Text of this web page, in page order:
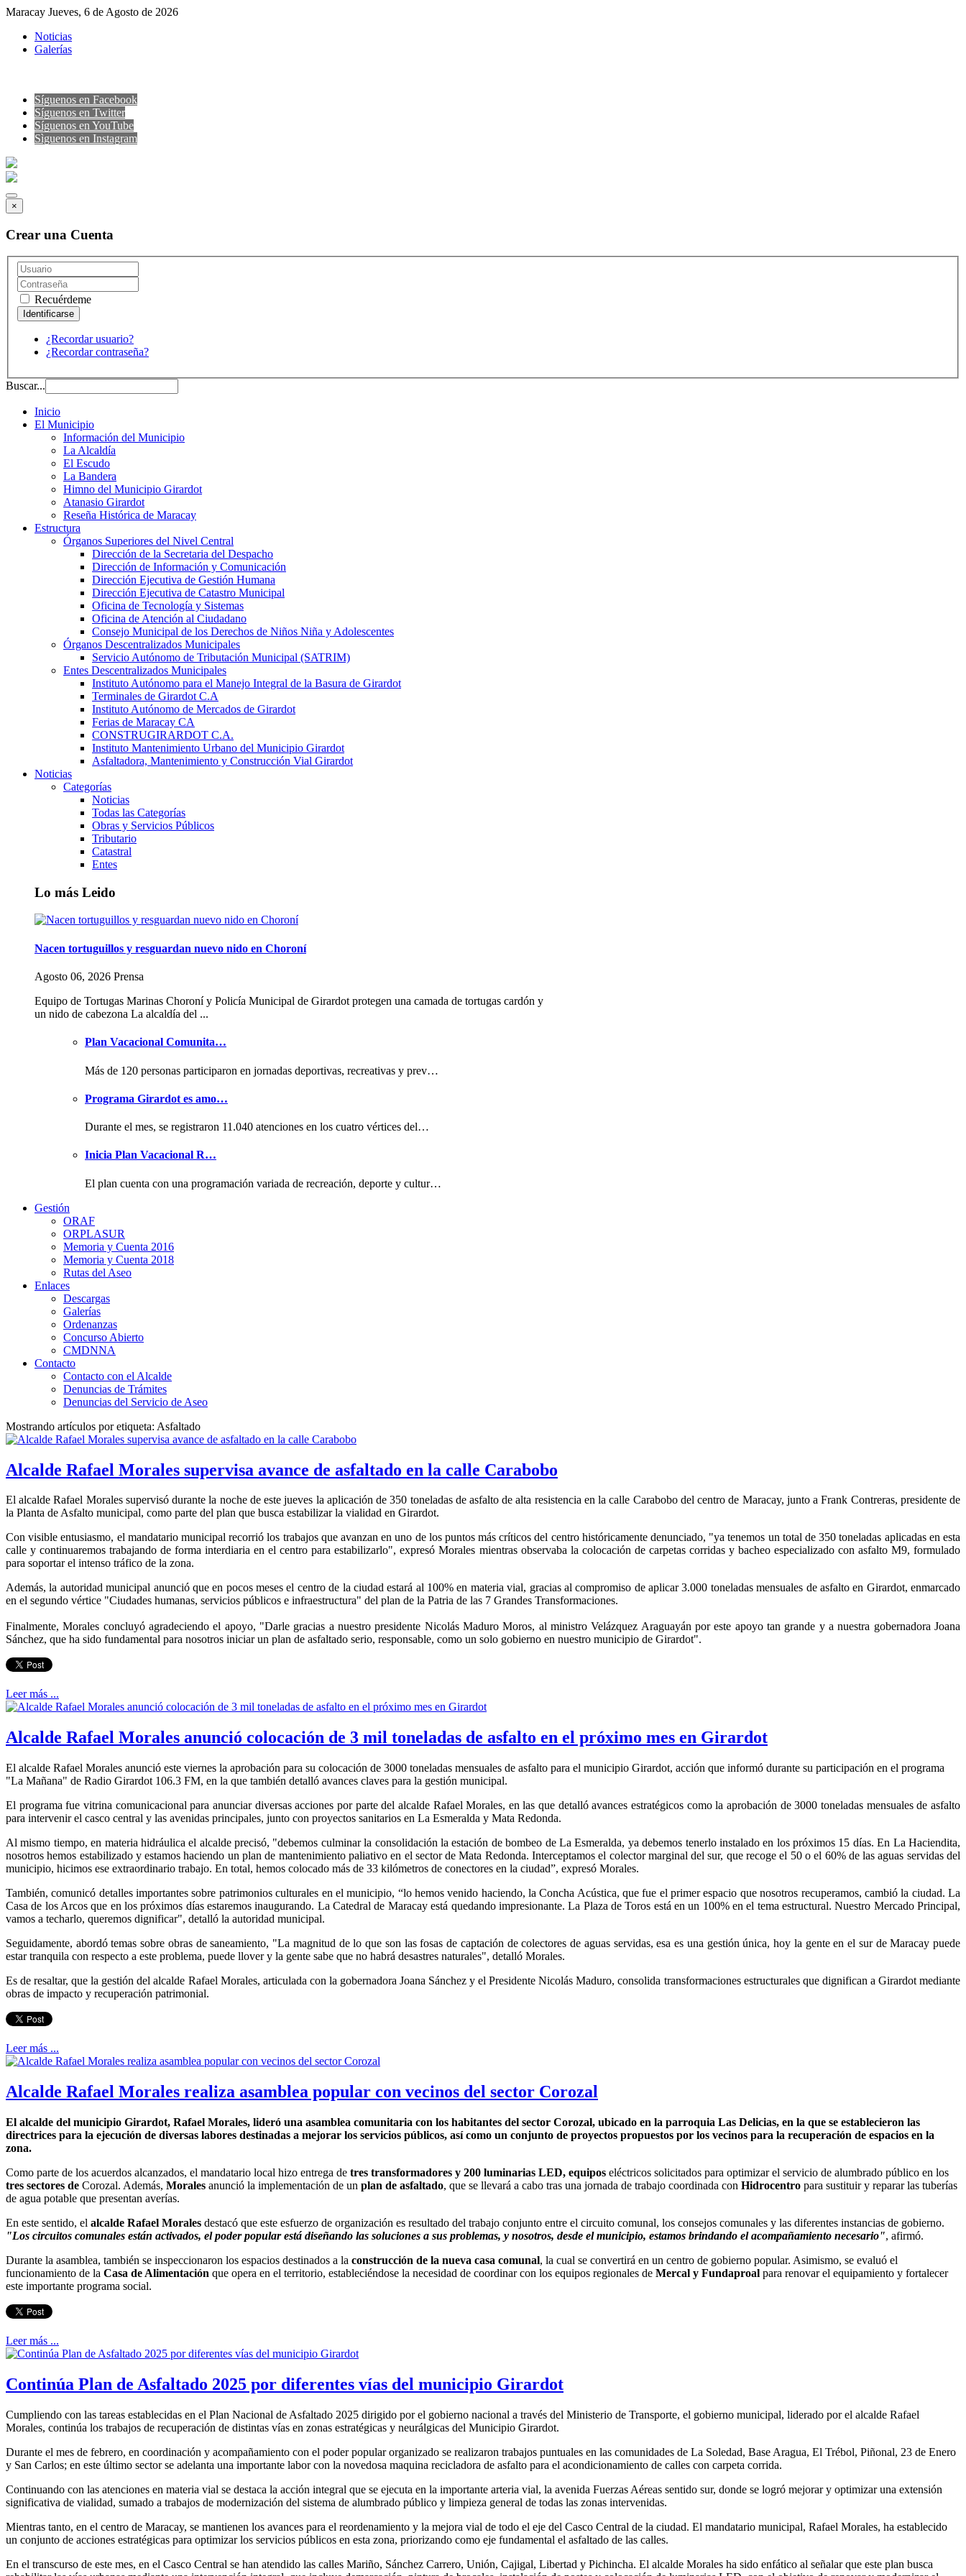
Maracay Jueves, 6 de Agosto de 2026
Noticias
Galerías
Síguenos en Facebook
Síguenos en Twitter
Síguenos en YouTube
Sìguenos en Instagram
×
Crear una Cuenta
Recuérdeme
¿Recordar usuario?
¿Recordar contraseña?
Buscar...
Inicio
El Municipio
Información del Municipio
La Alcaldía
El Escudo
La Bandera
Himno del Municipio Girardot
Atanasio Girardot
Reseña Histórica de Maracay
Estructura
Órganos Superiores del Nivel Central
Dirección de la Secretaria del Despacho
Dirección de Información y Comunicación
Dirección Ejecutiva de Gestión Humana
Dirección Ejecutiva de Catastro Municipal
Oficina de Tecnología y Sistemas
Oficina de Atención al Ciudadano
Consejo Municipal de los Derechos de Niños Niña y Adolescentes
Órganos Descentralizados Municipales
Servicio Autónomo de Tributación Municipal (SATRIM)
Entes Descentralizados Municipales
Instituto Autónomo para el Manejo Integral de la Basura de Girardot
Terminales de Girardot C.A
Instituto Autónomo de Mercados de Girardot
Ferias de Maracay CA
CONSTRUGIRARDOT C.A.
Instituto Mantenimiento Urbano del Municipio Girardot
Asfaltadora, Mantenimiento y Construcción Vial Girardot
Noticias
Categorías
Noticias
Todas las Categorías
Obras y Servicios Públicos
Tributario
Catastral
Entes
Lo más Leido
Nacen tortuguillos y resguardan nuevo nido en Choroní
Agosto 06, 2026 Prensa
Equipo de Tortugas Marinas Choroní y Policía Municipal de Girardot protegen una camada de tortugas cardón y
un nido de cabezona La alcaldía del ...
Plan Vacacional Comunita…
Más de 120 personas participaron en jornadas deportivas, recreativas y prev…
Programa Girardot es amo…
Durante el mes, se registraron 11.040 atenciones en los cuatro vértices del…
Inicia Plan Vacacional R…
El plan cuenta con una programación variada de recreación, deporte y cultur…
Gestión
ORAF
ORPLASUR
Memoria y Cuenta 2016
Memoria y Cuenta 2018
Rutas del Aseo
Enlaces
Descargas
Galerías
Ordenanzas
Concurso Abierto
CMDNNA
Contacto
Contacto con el Alcalde
Denuncias de Trámites
Denuncias del Servicio de Aseo
Mostrando artículos por etiqueta: Asfaltado
Alcalde Rafael Morales supervisa avance de asfaltado en la calle Carabobo
El alcalde Rafael Morales supervisó durante la noche de este jueves la aplicación de 350 toneladas de asfalto de alta resistencia en la calle Carabobo del centro de Maracay, junto a Frank Contreras, presidente de
la Planta de Asfalto municipal, como parte del plan que busca estabilizar la vialidad en Girardot.
Con visible entusiasmo, el mandatario municipal recorrió los trabajos que avanzan en uno de los puntos más críticos del centro históricamente denunciado, "ya tenemos un total de 350 toneladas aplicadas en esta
calle y continuaremos trabajando de forma interdiaria en el centro para estabilizarlo", expresó Morales mientras observaba la colocación de carpetas corridas y bacheo especializado con asfalto M9, formulado
para soportar el intenso tráfico de la zona.
Además, la autoridad municipal anunció que en pocos meses el centro de la ciudad estará al 100% en materia vial, gracias al compromiso de aplicar 3.000 toneladas mensuales de asfalto en Girardot, enmarcado
en el segundo vértice "Ciudades humanas, servicios públicos e infraestructura" del plan de la Patria de las 7 Grandes Transformaciones.
Finalmente, Morales concluyó agradeciendo el apoyo, "Darle gracias a nuestro presidente Nicolás Maduro Moros, al ministro Velázquez Araguayán por este apoyo tan grande y a nuestra gobernadora Joana
Sánchez, que ha sido fundamental para nosotros iniciar un plan de asfaltado serio, responsable, como un solo gobierno en nuestro municipio de Girardot".
Leer más ...
Alcalde Rafael Morales anunció colocación de 3 mil toneladas de asfalto en el próximo mes en Girardot
El alcalde Rafael Morales anunció este viernes la aprobación para su colocación de 3000 toneladas mensuales de asfalto para el municipio Girardot, acción que informó durante su participación en el programa
"La Mañana" de Radio Girardot 106.3 FM, en la que también detalló avances claves para la gestión municipal.
El programa fue vitrina comunicacional para anunciar diversas acciones por parte del alcalde Rafael Morales, en las que detalló avances estratégicos como la aprobación de 3000 toneladas mensuales de asfalto
para intervenir el casco central y las avenidas principales, junto con proyectos sanitarios en La Esmeralda y Mata Redonda.
Al mismo tiempo, en materia hidráulica el alcalde precisó, "debemos culminar la consolidación la estación de bombeo de La Esmeralda, ya debemos tenerlo instalado en los próximos 15 días. En La Haciendita,
nosotros hemos estabilizado y estamos haciendo un plan de mantenimiento paliativo en el sector de Mata Redonda. Interceptamos el colector marginal del sur, que recoge el 50 o el 60% de las aguas servidas del
municipio, hicimos ese extraordinario trabajo. En total, hemos colocado más de 33 kilómetros de conectores en la ciudad”, expresó Morales.
También, comunicó detalles importantes sobre patrimonios culturales en el municipio, “lo hemos venido haciendo, la Concha Acústica, que fue el primer espacio que nosotros recuperamos, cambió la ciudad. La
Casa de los Arcos que en los próximos días estaremos inaugurando. La Catedral de Maracay está quedando impresionante. La Plaza de Toros está en un 100% en el tema estructural. Nuestro Mercado Principal,
vamos a techarlo, queremos dignificar", detalló la autoridad municipal.
Seguidamente, abordó temas sobre obras de saneamiento, "La magnitud de lo que son las fosas de captación de colectores de aguas servidas, esa es una gestión única, hoy la gente en el sur de Maracay puede
estar tranquila con respecto a este problema, puede llover y la gente sabe que no habrá desastres naturales", detalló Morales.
Es de resaltar, que la gestión del alcalde Rafael Morales, articulada con la gobernadora Joana Sánchez y el Presidente Nicolás Maduro, consolida transformaciones estructurales que dignifican a Girardot mediante
obras de impacto y recuperación patrimonial.
Leer más ...
Alcalde Rafael Morales realiza asamblea popular con vecinos del sector Corozal
El alcalde del municipio Girardot, Rafael Morales, lideró una asamblea comunitaria con los habitantes del sector Corozal, ubicado en la parroquia Las Delicias, en la que se establecieron las
directrices para la ejecución de diversas labores destinadas a mejorar los servicios públicos, así como un conjunto de proyectos propuestos por los vecinos para la recuperación de espacios en la
zona.
Como parte de los acuerdos alcanzados, el mandatario local hizo entrega de tres transformadores y 200 luminarias LED, equipos eléctricos solicitados para optimizar el servicio de alumbrado público en los
tres sectores de Corozal. Además, Morales anunció la implementación de un plan de asfaltado, que se llevará a cabo tras una jornada de trabajo coordinada con Hidrocentro para sustituir y reparar las tuberías
de agua potable que presentan averías.
En este sentido, el alcalde Rafael Morales destacó que este esfuerzo de organización es resultado del trabajo conjunto entre el circuito comunal, los consejos comunales y las diferentes instancias de gobierno.
"Los circuitos comunales están activados, el poder popular está diseñando las soluciones a sus problemas, y nosotros, desde el municipio, estamos brindando el acompañamiento necesario", afirmó.
Durante la asamblea, también se inspeccionaron los espacios destinados a la construcción de la nueva casa comunal, la cual se convertirá en un centro de gobierno popular. Asimismo, se evaluó el
funcionamiento de la Casa de Alimentación que opera en el territorio, estableciéndose la necesidad de coordinar con los equipos regionales de Mercal y Fundaproal para renovar el equipamiento y fortalecer
este importante programa social.
Leer más ...
Continúa Plan de Asfaltado 2025 por diferentes vías del municipio Girardot
Cumpliendo con las tareas establecidas en el Plan Nacional de Asfaltado 2025 dirigido por el gobierno nacional a través del Ministerio de Transporte, el gobierno municipal, liderado por el alcalde Rafael
Morales, continúa los trabajos de recuperación de distintas vías en zonas estratégicas y neurálgicas del Municipio Girardot.
Durante el mes de febrero, en coordinación y acompañamiento con el poder popular organizado se realizaron trabajos puntuales en las comunidades de La Soledad, Base Aragua, El Trébol, Piñonal, 23 de Enero
y San Carlos; en este último sector se adelanta una importante labor con la novedosa maquina recicladora de asfalto para el acondicionamiento de calles con carpeta corrida.
Continuando con las atenciones en materia vial se destaca la acción integral que se ejecuta en la importante arteria vial, la avenida Fuerzas Aéreas sentido sur, donde se logró mejorar y optimizar una extensión
significativa de vialidad, sumado a trabajos de modernización del sistema de alumbrado público y limpieza general de todas las zonas intervenidas.
Mientras tanto, en el centro de Maracay, se mantienen los avances para el reordenamiento y la mejora vial de todo el eje del Casco Central de la ciudad. El mandatario municipal, Rafael Morales, ha establecido
un conjunto de acciones estratégicas para optimizar los servicios públicos en esta zona, priorizando como eje fundamental el asfaltado de las calles.
En el transcurso de este mes, en el Casco Central se han atendido las calles Mariño, Sánchez Carrero, Unión, Cajigal, Libertad y Pichincha. El alcalde Morales ha sido enfático al señalar que este plan busca